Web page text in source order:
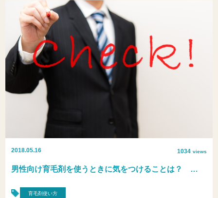
2018.05.16 1034 views
男性向け育毛剤を使うときに気をつけることは？ …
育毛剤使い方